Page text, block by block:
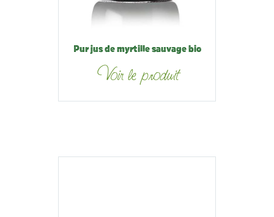
Pur jus de myrtille sauvage bio
Voir le produit